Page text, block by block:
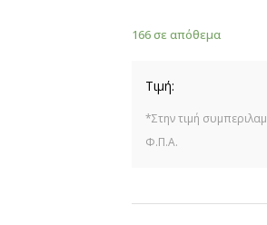
166 σε απόθεμα